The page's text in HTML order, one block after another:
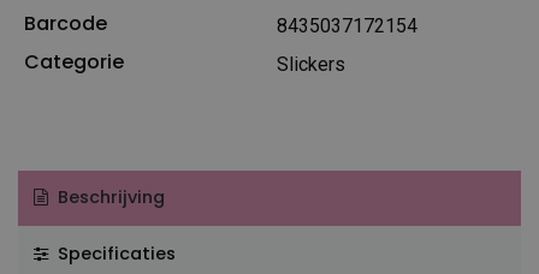
Barcode 8435037172154
Categorie Slickers
Beschrijving
Specificaties